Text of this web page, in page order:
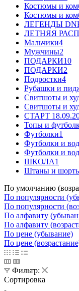
Костюмы и
Костюмы и
ЛЕГЕНДЫ
ЛЕТНЯЯ
Мальчики4
Мужчины2
ПОДАРКИ10
ПОДАРКИ2
Подростки4
Рубашки и
Свитшоты и
Свитшоты и
СТАРТ
Топы и
Футболки1
Футболки и
Футболки и
ШКОЛА1
Штаны и
По умолчанию
По популярности
По популярности
По алфавиту
По алфавиту
По цене (убывание)
По цене
Фильтр:
Сортировка